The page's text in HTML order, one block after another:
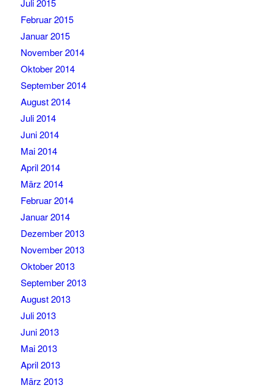
Juli 2015
Februar 2015
Januar 2015
November 2014
Oktober 2014
September 2014
August 2014
Juli 2014
Juni 2014
Mai 2014
April 2014
März 2014
Februar 2014
Januar 2014
Dezember 2013
November 2013
Oktober 2013
September 2013
August 2013
Juli 2013
Juni 2013
Mai 2013
April 2013
März 2013